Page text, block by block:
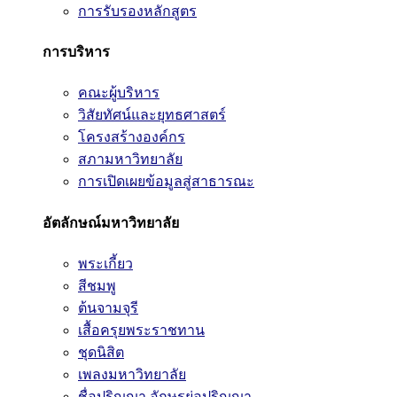
การรับรองหลักสูตร
การบริหาร
คณะผู้บริหาร
วิสัยทัศน์และยุทธศาสตร์
โครงสร้างองค์กร
สภามหาวิทยาลัย
การเปิดเผยข้อมูลสู่สาธารณะ
อัตลักษณ์มหาวิทยาลัย
พระเกี้ยว
สีชมพู
ต้นจามจุรี
เสื้อครุยพระราชทาน
ชุดนิสิต
เพลงมหาวิทยาลัย